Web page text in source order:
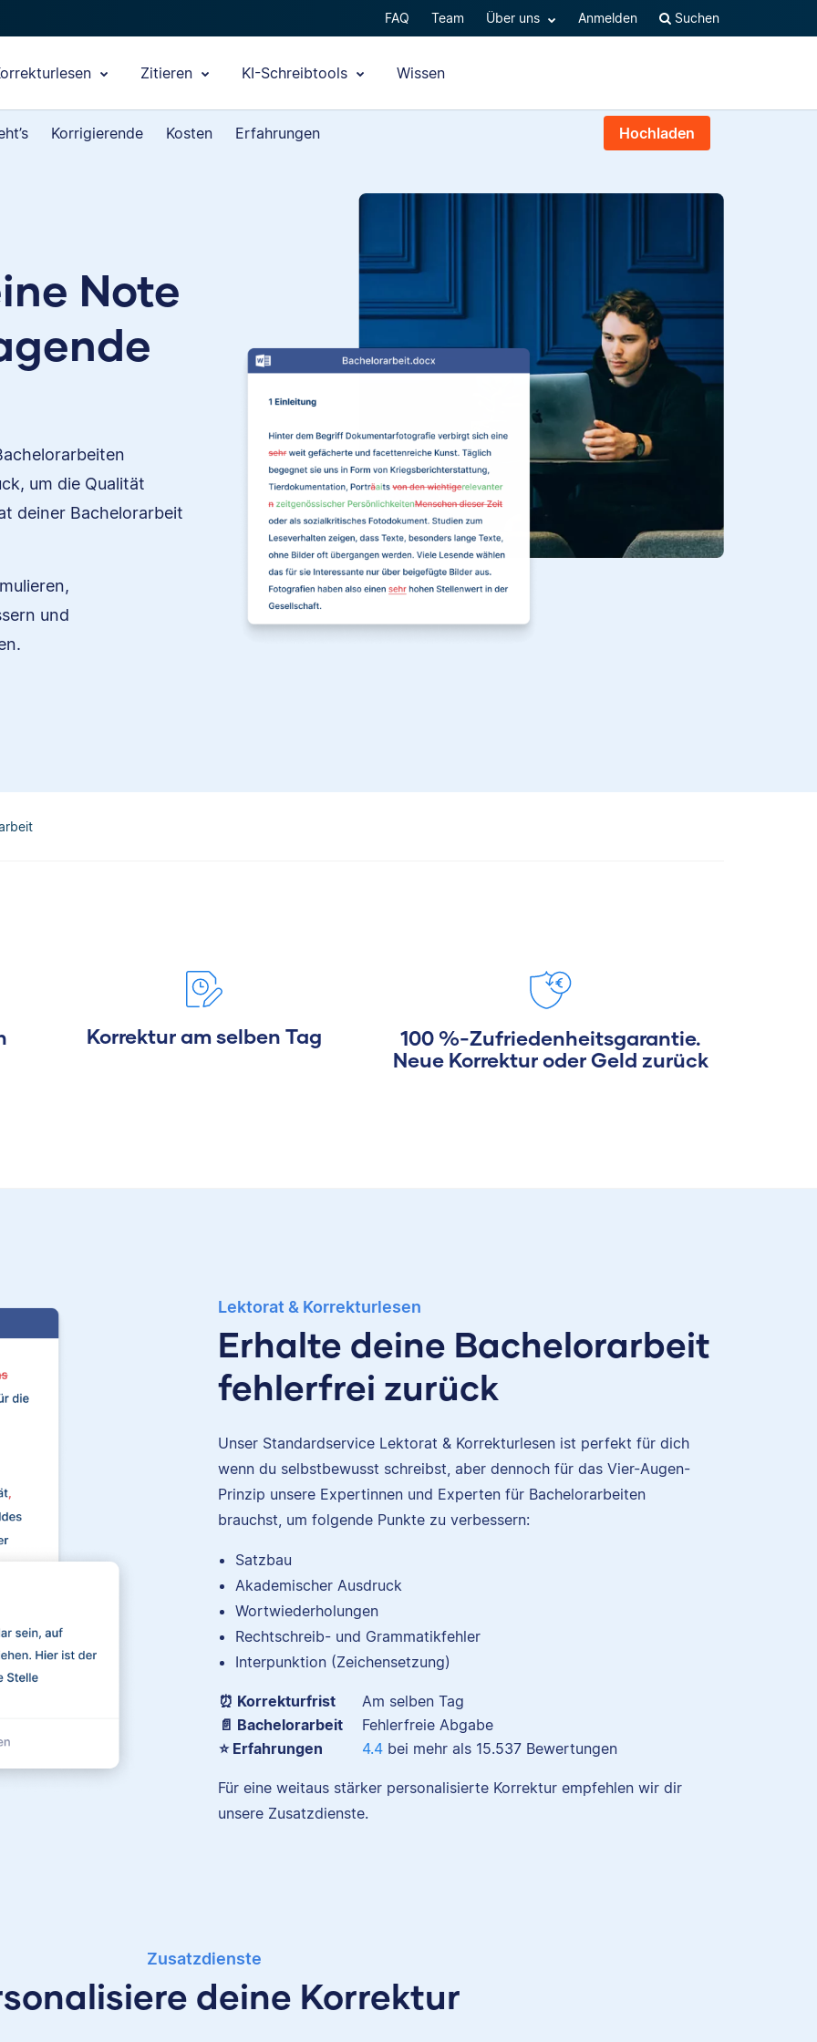
FAQ Team Über uns Anmelden Suchen
Zitieren KI-Schreibtools Wissen
Korrigierende Kosten Erfahrungen Hochladen
Note
um die Qualität
deiner Bachelorarbeit
und
Korrektur am selben Tag
100 %-Zufriedenheitsgarantie.
Neue Korrektur oder Geld zurück
Lektorat & Korrekturlesen
Erhalte deine Bachelorarbeit
fehlerfrei zurück
Unser Standardservice Lektorat & Korrekturlesen ist perfekt für dich
wenn du selbstbewusst schreibst, aber dennoch für das Vier-Augen-
Prinzip unsere Expertinnen und Experten für Bachelorarbeiten
brauchst, um folgende Punkte zu verbessern:
Satzbau
Akademischer Ausdruck
Wortwiederholungen
Rechtschreib- und Grammatikfehler
Interpunktion (Zeichensetzung)
⏰ Korrekturfrist
Am selben Tag
📄 Bachelorarbeit
Fehlerfreie Abgabe
⭐ Erfahrungen
4.4 bei mehr als 15.537 Bewertungen
Für eine weitaus stärker personalisierte Korrektur empfehlen wir dir
unsere Zusatzdienste.
Zusatzdienste
deine Korrektur
Nina
Nina hat Germanistik und
Musikerziehung studiert,
für Scribbr und begeistert sich
für alles, was mit Sprache zu tun